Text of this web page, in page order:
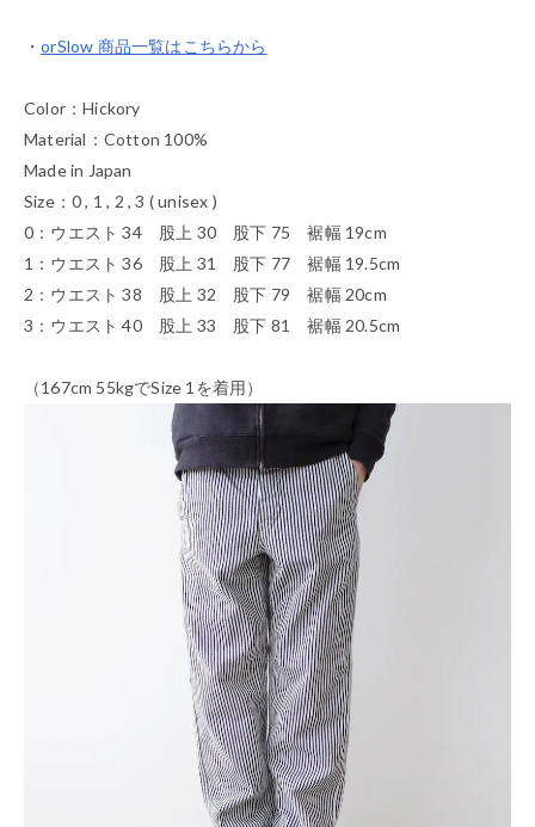
・orSlow 商品一覧はこちらから
Color：Hickory
Material：Cotton 100%
Made in Japan
Size：0 , 1 , 2 , 3 ( unisex )
0：ウエスト 34 股上 30 股下 75 裾幅 19cm
1：ウエスト 36 股上 31 股下 77 裾幅 19.5cm
2：ウエスト 38 股上 32 股下 79 裾幅 20cm
3：ウエスト 40 股上 33 股下 81 裾幅 20.5cm
（167cm 55kgでSize 1を着用）